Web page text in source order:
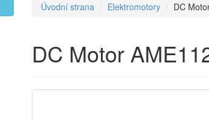
Úvodní strana Elektromotory DC
DC Motor